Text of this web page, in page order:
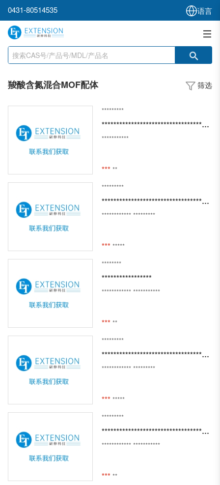
0431-80514535 语言
羧酸含氮混合MOF配体 筛选
*********
**************************************************
***********
*** **
*********
****************************************
************ *********
*** *****
********
*****************
************ ***********
*** **
*********
*********************************************************************
************ *********
*** *****
*********
*****************************************************************************************
************ ***********
*** **